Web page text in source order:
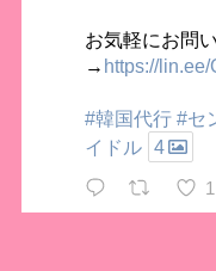
お気軽にお問
→ https://lin.ee/
#韓国代行 #セ
イドル 4
1